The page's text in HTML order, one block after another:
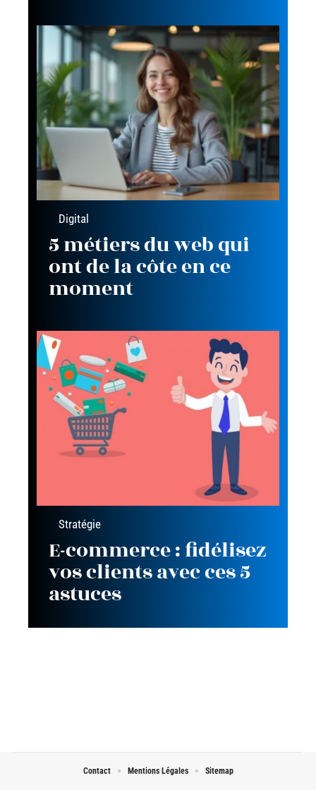
Digital
5 métiers du web qui
ont de la côte en ce
moment
Stratégie
E-commerce : fidélisez
vos clients avec ces 5
astuces
Contact Mentions Légales Sitemap